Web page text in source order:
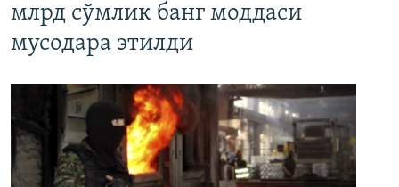
млрд сўмлик банг моддаси
мусодара этилди